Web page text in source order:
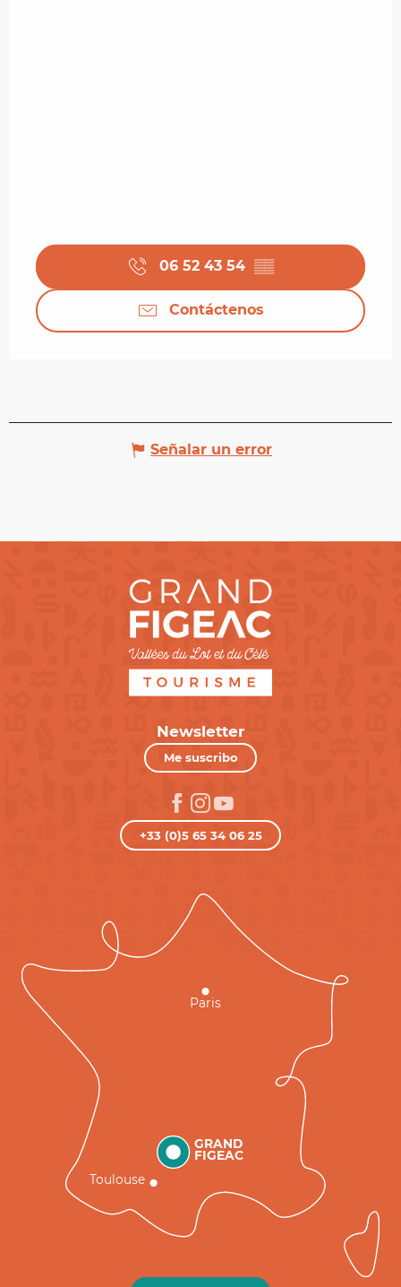
06 52 43 54 ▒▒
Contáctenos
Señalar un error
Newsletter
Me suscribo
+33 (0)5 65 34 06 25
GRAND
FIGEAC
Toulouse
Paris